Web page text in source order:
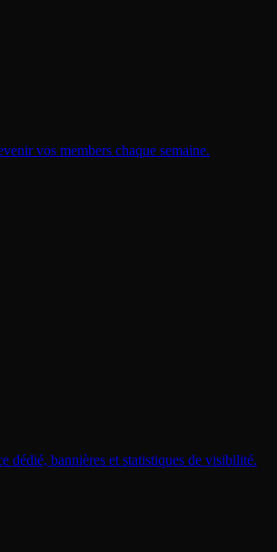
vos members chaque semaine.
dédié, bannières et statistiques de visibilité.